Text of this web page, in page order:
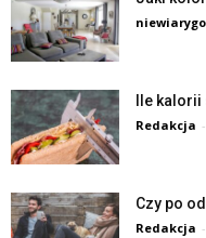
Ile
Redakcja -
Czy po
Redakcja -